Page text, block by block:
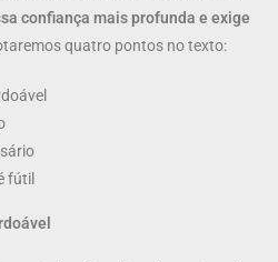
confiança mais profunda e exige
quatro pontos no texto:
fútil